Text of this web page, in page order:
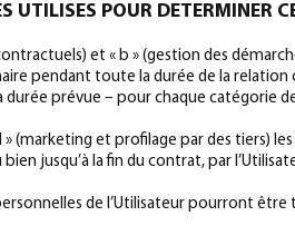
UTILISES POUR DETERMINER
et « b » (gestion des
pendant toute la durée de la
prévue – pour chaque catégorie
(marketing et profilage par des tiers)
jusqu’à la fin du contrat, par
de l’Utilisateur pourront